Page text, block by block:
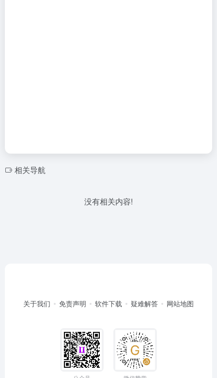
相关导航
没有相关内容!
关于我们 免责声明 软件下载 疑难解答 网站地图